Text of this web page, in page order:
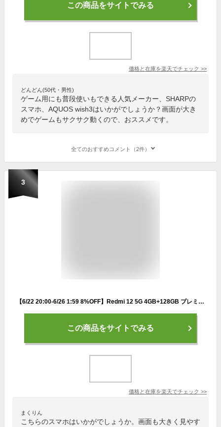
この商品をサイトでみる
価格と在庫を楽天でチェック >>
どんどん(50代・男性)
ゲーム用にも普段使いもできる人気メーカー、SHARPの
スマホ、AQUOS wish3はいかがでしょうか？画面が大き
めでゲームもサクサク動くので、おススメです。
全てのおすすめコメント（2件）
3
【6/22 20:00-6/26 1:59 8%OFF】Redmi 12 5G 4GB+128GB プレミアム 質感 8.2mm 薄型 5000万画素 5,000mAh 大容量 バッテリー 6.8インチ 高精細 ディスプレイ 90Hz Snapdragon® 4 Gen 2 高級感 防水対応 読書モード 指紋認証 センサー
この商品をサイトでみる
価格と在庫を楽天でチェック >>
まくりん
こちらのスマホはいかがでしょうか。画面も大きく見やす